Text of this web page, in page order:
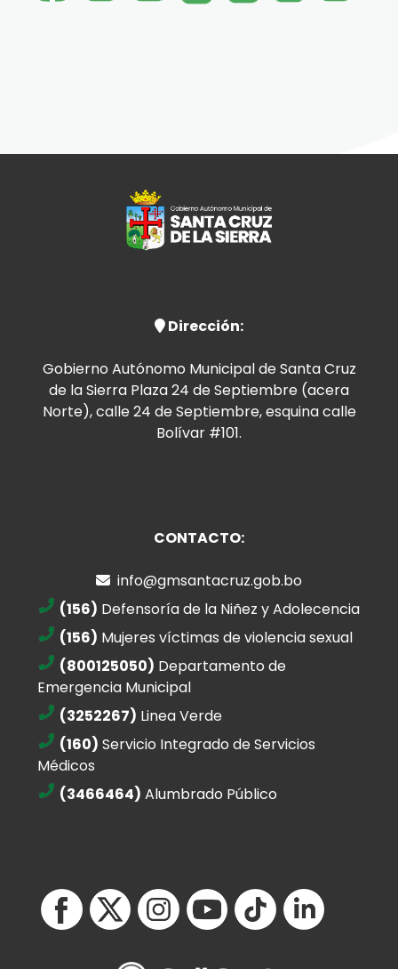
Dirección:
Gobierno Autónomo Municipal de Santa Cruz
de la Sierra Plaza 24 de Septiembre (acera
Norte), calle 24 de Septiembre, esquina calle
Bolívar #101.
CONTACTO:
info@gmsantacruz.gob.bo
(156) Defensoría de la Niñez y Adolecencia
(156) Mujeres víctimas de violencia sexual
(800125050) Departamento de
Emergencia Municipal
(3252267) Linea Verde
(160) Servicio Integrado de Servicios
Médicos
(3466464) Alumbrado Público